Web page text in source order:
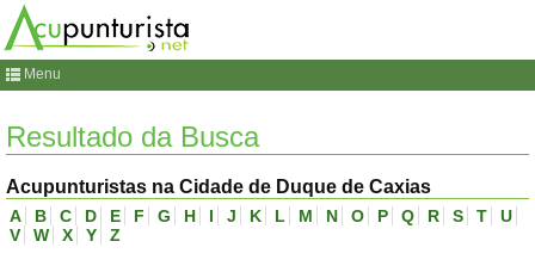
Menu
Resultado da Busca
Acupunturistas na Cidade de Duque de Caxias
A B C D E F G H I J K L M N O P Q R S T
U
V
W X Y Z